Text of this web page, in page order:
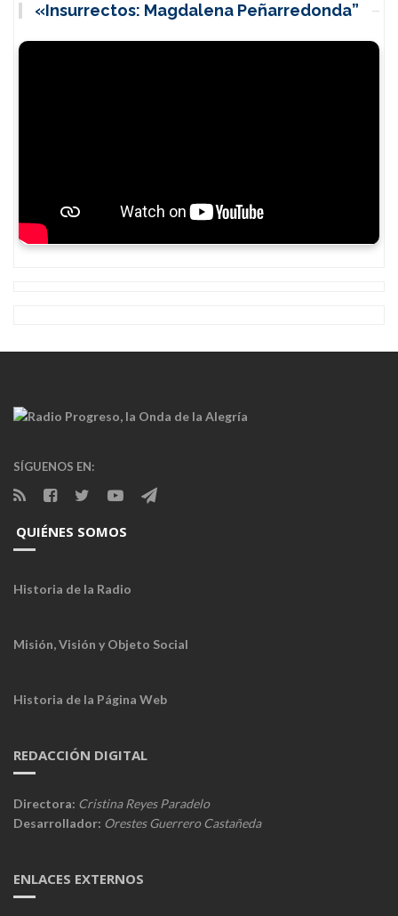
«Insurrectos: Magdalena Peñarredonda”
SÍGUENOS EN:
QUIÉNES SOMOS
Historia de la Radio
Misión, Visión y Objeto Social
Historia de la Página Web
REDACCIÓN DIGITAL
Directora: Cristina Reyes Paradelo
Desarrollador: Orestes Guerrero Castañeda
ENLACES EXTERNOS